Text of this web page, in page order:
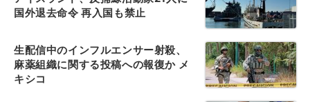
国外退去命令 再入国も禁止
生配信中のインフルエンサー射殺、
麻薬組織に関する投稿への報復か メ
キシコ